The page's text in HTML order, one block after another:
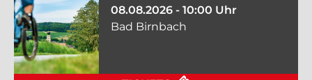
08.08.2026 - 10:00 Uhr
Bad Birnbach